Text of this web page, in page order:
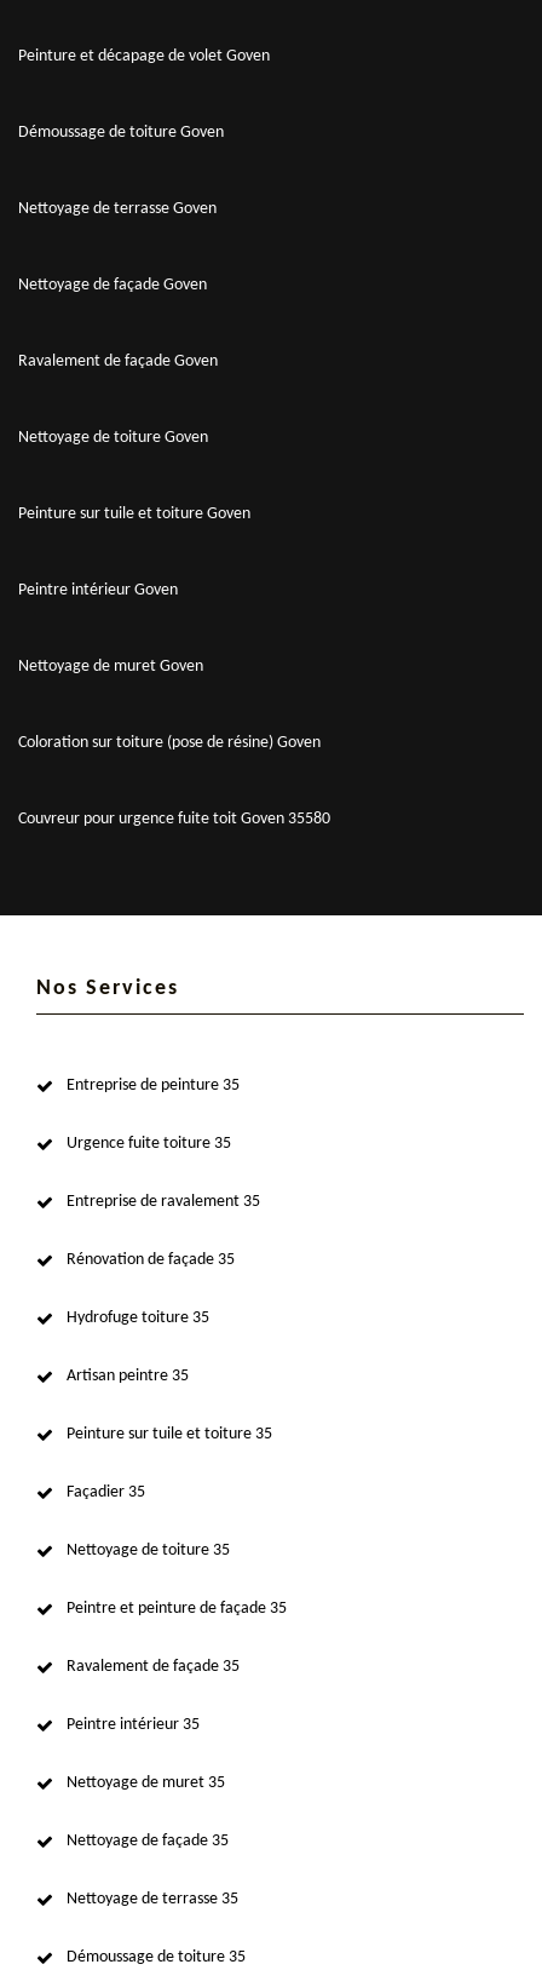
Peinture et décapage de volet Goven
Démoussage de toiture Goven
Nettoyage de terrasse Goven
Nettoyage de façade Goven
Ravalement de façade Goven
Nettoyage de toiture Goven
Peinture sur tuile et toiture Goven
Peintre intérieur Goven
Nettoyage de muret Goven
Coloration sur toiture (pose de résine) Goven
Couvreur pour urgence fuite toit Goven 35580
Nos Services
Entreprise de peinture 35
Urgence fuite toiture 35
Entreprise de ravalement 35
Rénovation de façade 35
Hydrofuge toiture 35
Artisan peintre 35
Peinture sur tuile et toiture 35
Façadier 35
Nettoyage de toiture 35
Peintre et peinture de façade 35
Ravalement de façade 35
Peintre intérieur 35
Nettoyage de muret 35
Nettoyage de façade 35
Nettoyage de terrasse 35
Démoussage de toiture 35